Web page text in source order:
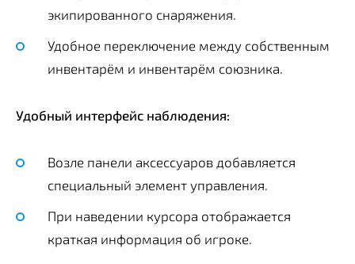
экипированного снаряжения.
Удобное переключение между собственным
инвентарём и инвентарём союзника.
Удобный интерфейс наблюдения:
Возле панели аксессуаров добавляется
специальный элемент управления.
При наведении курсора отображается
краткая информация об игроке.